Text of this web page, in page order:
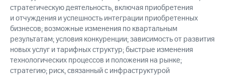
стратегическую деятельность, включая приобретения
и отчуждения и успешность интеграции приобретенных
бизнесов; возможные изменения по квартальным
результатам; условия конкуренции; зависимость от развития
новых услуг и тарифных структур; быстрые изменения
технологических процессов и положения на рынке;
стратегию; риск, связанный с инфраструктурой